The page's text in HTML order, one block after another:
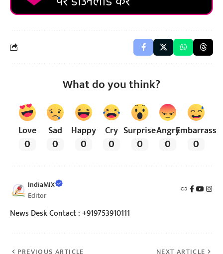
What do you think?
Love
0
Sad
0
Happy
0
Cry
0
Surprise
0
Angry
0
Embarrass
0
IndiaMIX
Editor
News Desk Contact : +919753910111
PREVIOUS ARTICLE NEXT ARTICLE